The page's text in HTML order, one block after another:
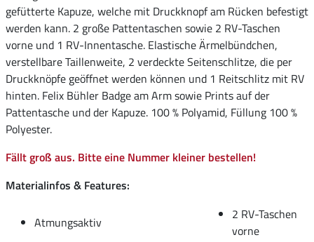
gefütterte Kapuze, welche mit Druckknopf am Rücken befestigt
werden kann. 2 große Pattentaschen sowie 2 RV-Taschen
vorne und 1 RV-Innentasche. Elastische Ärmelbündchen,
verstellbare Taillenweite, 2 verdeckte Seitenschlitze, die per
Druckknöpfe geöffnet werden können und 1 Reitschlitz mit RV
hinten. Felix Bühler Badge am Arm sowie Prints auf der
Pattentasche und der Kapuze. 100 % Polyamid, Füllung 100 %
Polyester.
Fällt groß aus. Bitte eine Nummer kleiner bestellen!
Materialinfos & Features:
Atmungsaktiv
2 RV-Taschen
vorne